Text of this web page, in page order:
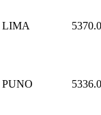
LIMA
PUNO